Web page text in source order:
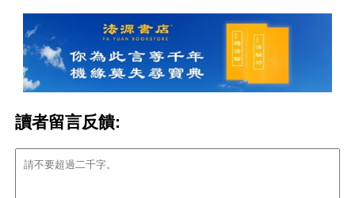
讀者留言反饋: